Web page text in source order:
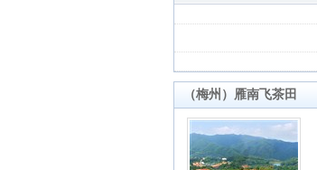
（梅州）雁南飞茶田